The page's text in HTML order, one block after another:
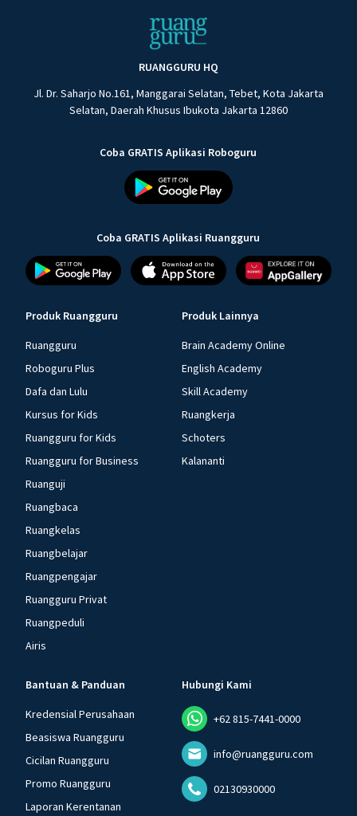
RUANGGURU HQ
Jl. Dr. Saharjo No.161, Manggarai Selatan, Tebet, Kota Jakarta
Selatan, Daerah Khusus Ibukota Jakarta 12860
Coba GRATIS Aplikasi Roboguru
Coba GRATIS Aplikasi Ruangguru
Produk Ruangguru
Ruangguru
Roboguru Plus
Dafa dan Lulu
Kursus for Kids
Ruangguru for Kids
Ruangguru for Business
Ruanguji
Ruangbaca
Ruangkelas
Ruangbelajar
Ruangpengajar
Ruangguru Privat
Ruangpeduli
Airis
Produk Lainnya
Brain Academy Online
English Academy
Skill Academy
Ruangkerja
Schoters
Kalananti
Bantuan & Panduan
Kredensial Perusahaan
Beasiswa Ruangguru
Cicilan Ruangguru
Promo Ruangguru
Laporan Kerentanan
Hubungi Kami
+62 815-7441-0000
info@ruangguru.com
02130930000